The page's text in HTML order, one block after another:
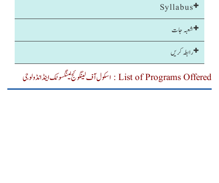
Syllabus
شعبہ جات
رابطہ کریں
List of Programs Offered : اسکول آف لینگوئج لینگسوٹک اینڈ انڈولوجی